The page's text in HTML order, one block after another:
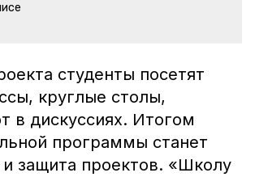
студенты посетят
круглые столы,
в дискуссиях. Итогом
программы станет
и защита проектов. «Школу